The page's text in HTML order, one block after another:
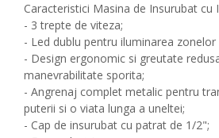
Caracteristici Masina de Insurubat cu
- 3 trepte de viteza;
- Led dublu pentru iluminarea zonelor
- Design ergonomic si greutate
manevrabilitate sporita;
- Angrenaj complet metalic pentru
puterii si o viata lunga a uneltei;
- Cap de insurubat cu patrat de 1/2";